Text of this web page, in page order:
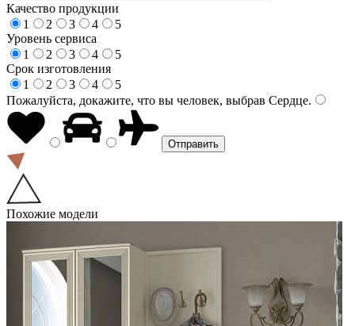
Качество продукции
1
2 3 4
5
Уровень сервиса
1
2 3 4
5
Срок изготовления
1
2 3 4
5
Пожалуйста, докажите, что вы человек, выбрав Сердце.
Похожие модели